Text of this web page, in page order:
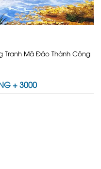
Tranh Mã Đáo Thành Công
+ 3000